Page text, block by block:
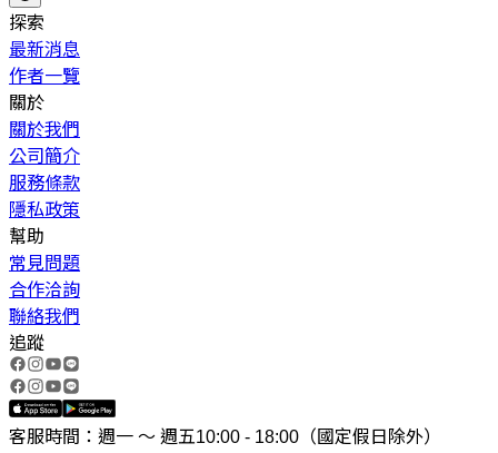
探索
最新消息
作者一覽
關於
關於我們
公司簡介
服務條款
隱私政策
幫助
常見問題
合作洽詢
聯絡我們
追蹤
客服時間：週一 ～ 週五10:00 - 18:00（國定假日除外）